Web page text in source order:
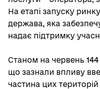
На етапі запуску
держава, яка
надає підтримку
Станом на червень
що зазнали впливу
частина цих територій